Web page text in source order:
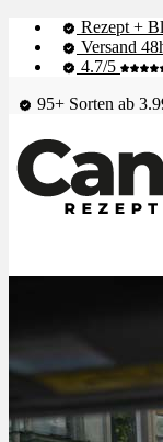
Rezept +
Versand
4.7/5
95+ Sorten ab
Blüten
Extrakte